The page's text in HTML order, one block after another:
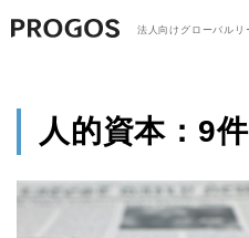
法人向けグローバルリ
トップページ コラム
人的資本 ：9件